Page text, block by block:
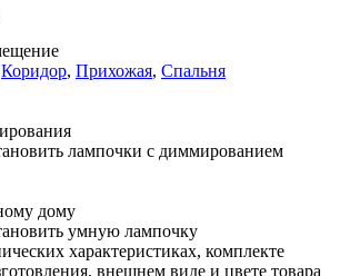
Коридор, Прихожая, Спальня
лампочки с диммированием
дому
умную лампочку
характеристиках, комплекте
внешнем виде и цвете товара